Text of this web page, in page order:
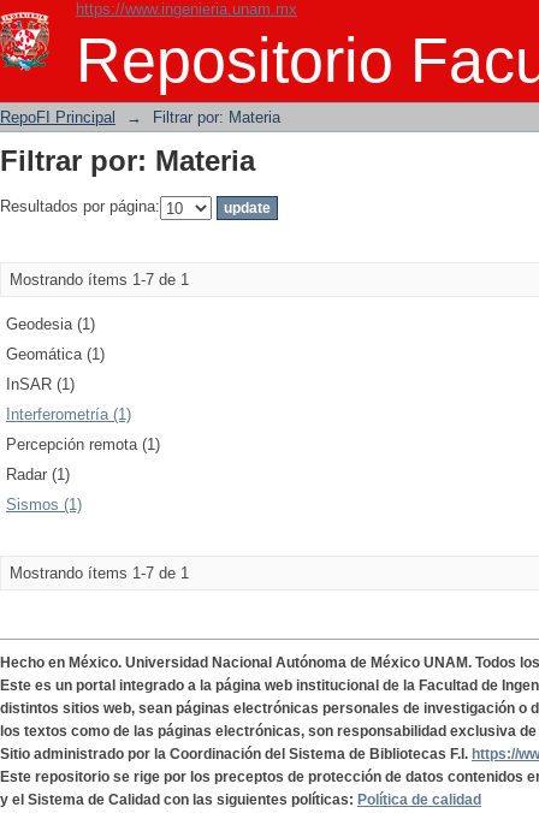
https://www.ingenieria.unam.mx
Repositorio
Filtrar por: Materia
RepoFI Principal → Filtrar por: Materia
Filtrar por: Materia
Resultados por página:
Mostrando ítems 1-7 de 1
Geodesia (1)
Geomática (1)
InSAR (1)
Interferometría (1)
Percepción remota (1)
Radar (1)
Sismos (1)
Mostrando ítems 1-7 de 1
Hecho en México. Universidad Nacional Autónoma de México UNAM. Todos
Este es un portal integrado a la página web institucional de la Facultad de
distintos sitios web, sean páginas electrónicas personales de investigación o
los textos como de las páginas electrónicas, son responsabilidad exclusiva
Sitio administrado por la Coordinación del Sistema de Bibliotecas F.I. https://
Este repositorio se rige por los preceptos de protección de datos contenidos
y el Sistema de Calidad con las siguientes políticas: Política de calidad